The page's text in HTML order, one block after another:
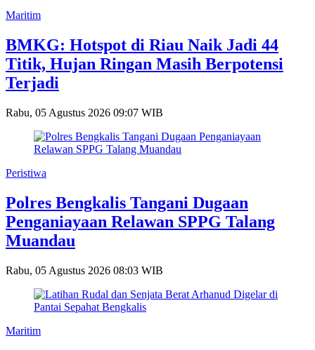
Maritim
BMKG: Hotspot di Riau Naik Jadi 44
Titik, Hujan Ringan Masih Berpotensi
Terjadi
Rabu, 05 Agustus 2026 09:07 WIB
Peristiwa
Polres Bengkalis Tangani Dugaan
Penganiayaan Relawan SPPG Talang
Muandau
Rabu, 05 Agustus 2026 08:03 WIB
Maritim